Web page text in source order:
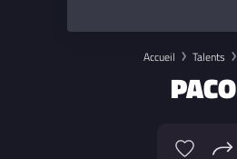
Accueil Talents
PACO